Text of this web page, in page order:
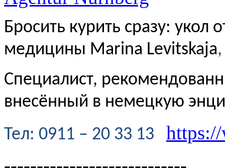
Бросить курить сразу: укол
медицины Marina Levitskaja,
Специалист,
внесённый в немецкую
Teл: 0911 – 20 33 13